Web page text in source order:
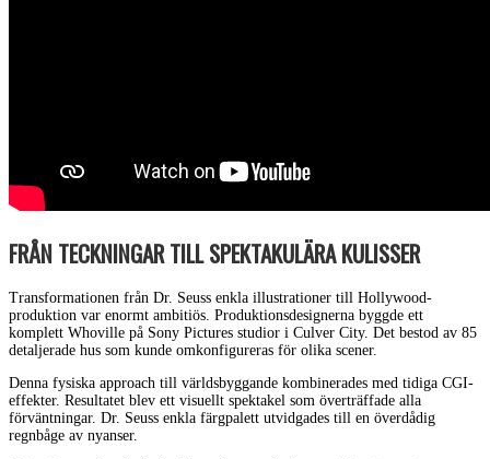
FRÅN TECKNINGAR TILL SPEKTAKULÄRA KULISSER
Transformationen från Dr. Seuss enkla illustrationer till Hollywood-
produktion var enormt ambitiös. Produktionsdesignerna byggde ett
komplett Whoville på Sony Pictures studior i Culver City. Det bestod av 85
detaljerade hus som kunde omkonfigureras för olika scener.
Denna fysiska approach till världsbyggande kombinerades med tidiga CGI-
effekter. Resultatet blev ett visuellt spektakel som överträffade alla
förväntningar. Dr. Seuss enkla färgpalett utvidgades till en överdådig
regnbåge av nyanser.